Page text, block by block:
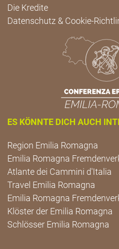
Die Kredite
Datenschutz & Cookie-
ES KÖNNTE DICH AUCH
Region Emilia Romagna
Emilia Romagna
Atlante dei Cammini d'Italia
Travel Emilia Romagna
Emilia Romagna
Klöster der Emilia Romagna
Schlösser Emilia Romagna